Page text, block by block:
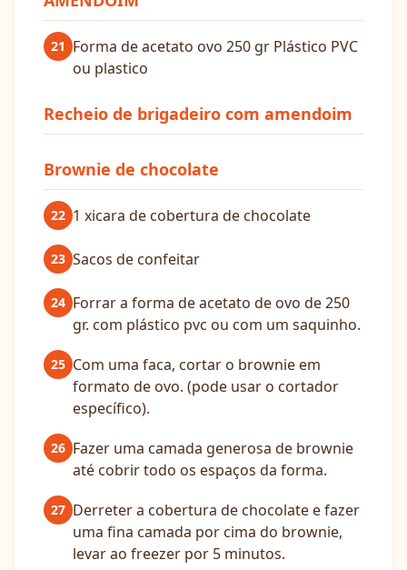
21 Forma de acetato ovo 250 gr Plástico PVC
ou plastico
Recheio de brigadeiro com amendoim
Brownie de chocolate
22 1 xicara de cobertura de chocolate
23 Sacos de confeitar
24 Forrar a forma de acetato de ovo de 250
gr. com plástico pvc ou com um saquinho.
25 Com uma faca, cortar o brownie em
formato de ovo. (pode usar o cortador
específico).
26 Fazer uma camada generosa de brownie
até cobrir todo os espaços da forma.
27 Derreter a cobertura de chocolate e fazer
uma fina camada por cima do brownie,
levar ao freezer por 5 minutos.